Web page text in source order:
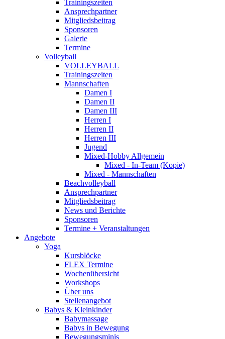
Trainingszeiten
Ansprechpartner
Mitgliedsbeitrag
Sponsoren
Galerie
Termine
Volleyball
VOLLEYBALL
Trainingszeiten
Mannschaften
Damen I
Damen II
Damen III
Herren I
Herren II
Herren III
Jugend
Mixed-Hobby Allgemein
Mixed - In-Team (Kopie)
Mixed - Mannschaften
Beachvolleyball
Ansprechpartner
Mitgliedsbeitrag
News und Berichte
Sponsoren
Termine + Veranstaltungen
Angebote
Yoga
Kursblöcke
FLEX Termine
Wochenübersicht
Workshops
Über uns
Stellenangebot
Babys & Kleinkinder
Babymassage
Babys in Bewegung
Bewegungsminis